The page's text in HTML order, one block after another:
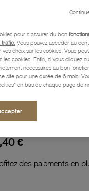
détaillées
Livraison, Retours et
€
des paiements en
pour s'assurer du bon
trafic. Vous pouvez accéder au
choix sur les cookies. Vous
cookies. Enfin, si vous cliquez
nécessaires au bon
site pour une durée de 6 mois.
en bas de chaque page de